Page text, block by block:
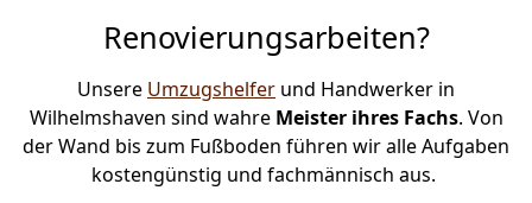
Renovierungsarbeiten?
Unsere Umzugshelfer und Handwerker in
Wilhelmshaven sind wahre Meister ihres Fachs. Von
der Wand bis zum Fußboden führen wir alle Aufgaben
kostengünstig und fachmännisch aus.